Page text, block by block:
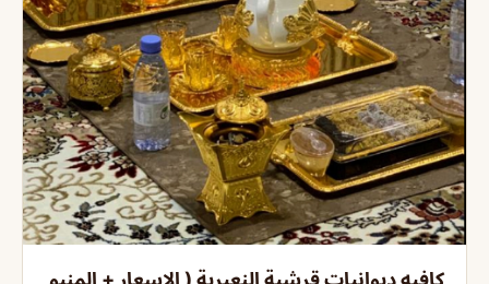
كافيه ديوانيات قرشية النعيرية ( الاسعار + المنيو